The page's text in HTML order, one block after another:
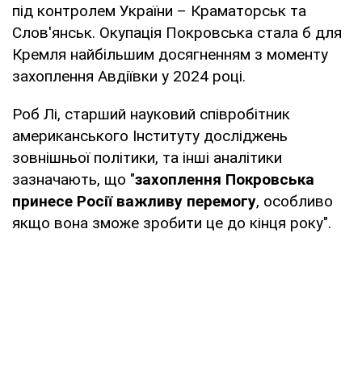
під контролем України – Краматорськ та
Слов'янськ. Окупація Покровська стала б для
Кремля найбільшим досягненням з моменту
захоплення Авдіївки у 2024 році.
Роб Лі, старший науковий співробітник
американського Інституту досліджень
зовнішньої політики, та інші аналітики
зазначають, що "захоплення Покровська
принесе Росії важливу перемогу, особливо
якщо вона зможе зробити це до кінця року".